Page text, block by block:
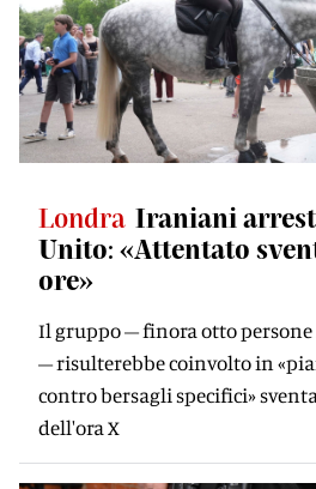
Londra Iraniani
Unito: «Attentato
ore»
Il gruppo – finora otto
– risulterebbe coinvolto in
contro bersagli specifici»
dell'ora X